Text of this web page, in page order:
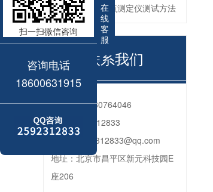
石油产品苯胺点测定仪测试方法
联系我们
电话：010-80764046
QQ：
2592312833
2592312833@qq.com
地址：北京市昌平区新元科技园E
座206
在
线
客
服
扫一扫微信咨询
咨询电话
18600631915